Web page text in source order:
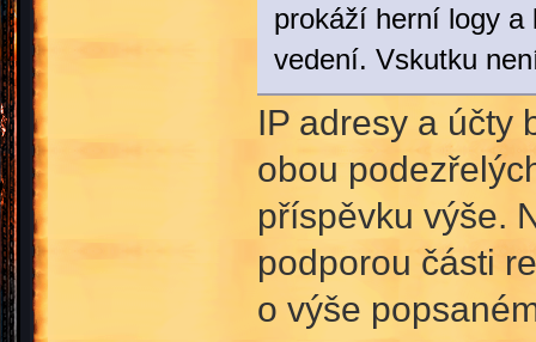
prokáží herní logy a
vedení. Vskutku
IP adresy a účty
obou
příspěvku výše.
podporou části
o výše